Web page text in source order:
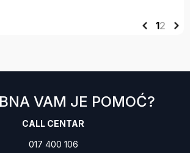
12
VAM JE POMOĆ?
CALL CENTAR
017 400 106